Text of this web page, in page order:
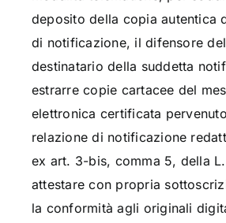
deposito della copia autentica
di notificazione, il difensore
destinatario della suddetta
estrarre copie cartacee del
elettronica certificata
relazione di notificazione
ex art. 3-bis, comma 5, della
attestare con propria
la conformità agli originali